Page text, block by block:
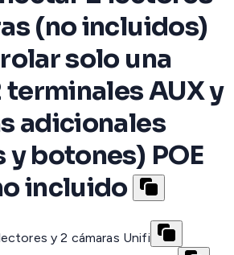
(no incluidos)
solo una
AUX y
adicionales
y botones) POE
incluido
y 2 cámaras Unifi